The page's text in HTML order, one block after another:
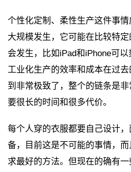
个性化定制、柔性生产这件事
大规模发生，它可能在比较特
会发生，比如iPad和iPhone可
工业化生产的效率和成本在过
到非常极致了，整个的链条是
要很长的时间和很多代价。
每个人穿的衣服都要自己设计
备，目前这是不可能的事情，
求最好的方法。但现在的确有